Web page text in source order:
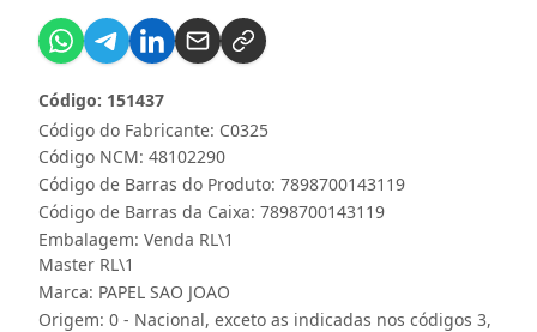
Código do Fabricante: C0325
Código: 151437
Código NCM: 48102290
Código de Barras do Produto: 7898700143119
Código de Barras da Caixa: 7898700143119
Embalagem: Venda RL\1
Master RL\1
Marca: PAPEL SAO JOAO
Origem: 0 - Nacional, exceto as indicadas nos códigos 3,